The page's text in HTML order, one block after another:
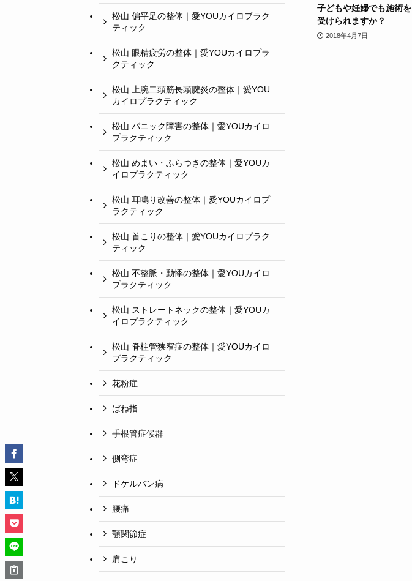
子どもや妊婦でも施術を
受けられますか？
2018年4月7日
松山 偏平足の整体｜愛YOUカイロプラク
ティック
松山 眼精疲労の整体｜愛YOUカイロプラ
クティック
松山 上腕二頭筋長頭腱炎の整体｜愛YOU
カイロプラクティック
松山 パニック障害の整体｜愛YOUカイロ
プラクティック
松山 めまい・ふらつきの整体｜愛YOUカ
イロプラクティック
松山 耳鳴り改善の整体｜愛YOUカイロプ
ラクティック
松山 首こりの整体｜愛YOUカイロプラク
ティック
松山 不整脈・動悸の整体｜愛YOUカイロ
プラクティック
松山 ストレートネックの整体｜愛YOUカ
イロプラクティック
松山 脊柱管狭窄症の整体｜愛YOUカイロ
プラクティック
花粉症
ばね指
手根管症候群
側弯症
ドケルバン病
腰痛
顎関節症
肩こり